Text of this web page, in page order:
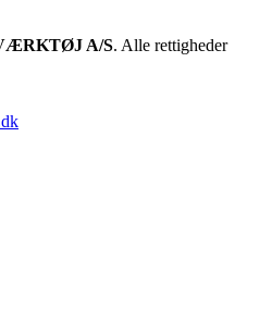
A/S. Alle rettigheder